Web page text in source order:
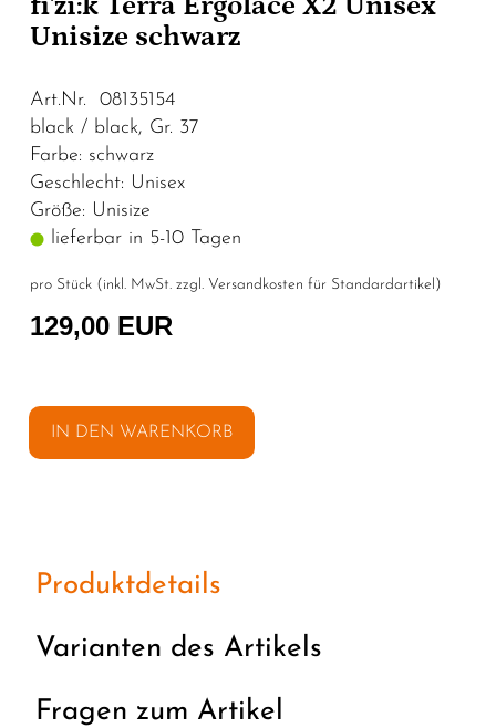
Unisize schwarz
Art.Nr. 08135154
black / black, Gr. 37
Farbe: schwarz
Geschlecht: Unisex
Größe: Unisize
lieferbar in 5-10 Tagen
pro Stück (inkl. MwSt. zzgl. Versandkosten für Standardartikel )
129,00 EUR
IN DEN WARENKORB
Produktdetails
Varianten des Artikels
Fragen zum Artikel